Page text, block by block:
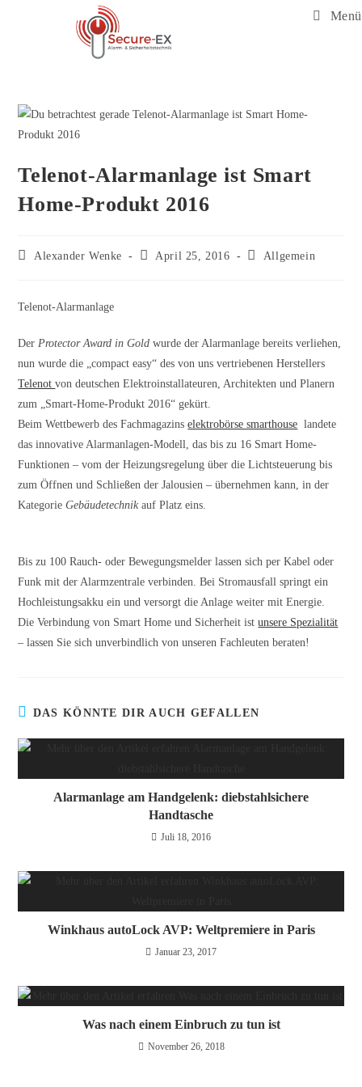
Menü
Telenot-Alarmanlage ist Smart
Home-Produkt 2016
Alexander Wenke April 25, 2016 Allgemein
Telenot-Alarmanlage
DerProtector Award in Gold wurde der Alarmanlage bereits verliehen,
nun wurde die „compact easy“ des von uns vertriebenen Herstellers
Telenotvon deutschen Elektroinstallateuren, Architekten und Planern
zum „Smart-Home-Produkt 2016“ gekürt.
Beim Wettbewerb des Fachmagazinselektrobörse smarthouse landete
das innovative Alarmanlagen-Modell, das bis zu 16 Smart Home-
Funktionen – vom der Heizungsregelung über die Lichtsteuerung bis
zum Öffnen und Schließen der Jalousien – übernehmen kann, in der
KategorieGebäudetechnikauf Platz eins.
Bis zu 100 Rauch- oder Bewegungsmelder lassen sich per Kabel oder
Funk mit der Alarmzentrale verbinden. Bei Stromausfall springt ein
Hochleistungsakku ein und versorgt die Anlage weiter mit Energie.
Die Verbindung von Smart Home und Sicherheit istunsere Spezialität
– lassen Sie sich unverbindlich von unseren Fachleuten beraten!
DAS KÖNNTE DIR AUCH GEFALLEN
Alarmanlage am Handgelenk: diebstahlsichere
Handtasche
Juli 18, 2016
Winkhaus autoLock AVP: Weltpremiere in Paris
Januar 23, 2017
Was nach einem Einbruch zu tun ist
November 26, 2018